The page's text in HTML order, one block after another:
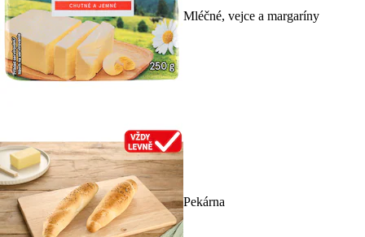
Mléčné, vejce a margaríny
Pekárna